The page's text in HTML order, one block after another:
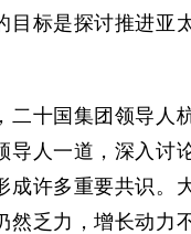
目标是探讨推进亚
十国集团领导人
导人一道，深入讨
成许多重要共识。
然乏力，增长动力